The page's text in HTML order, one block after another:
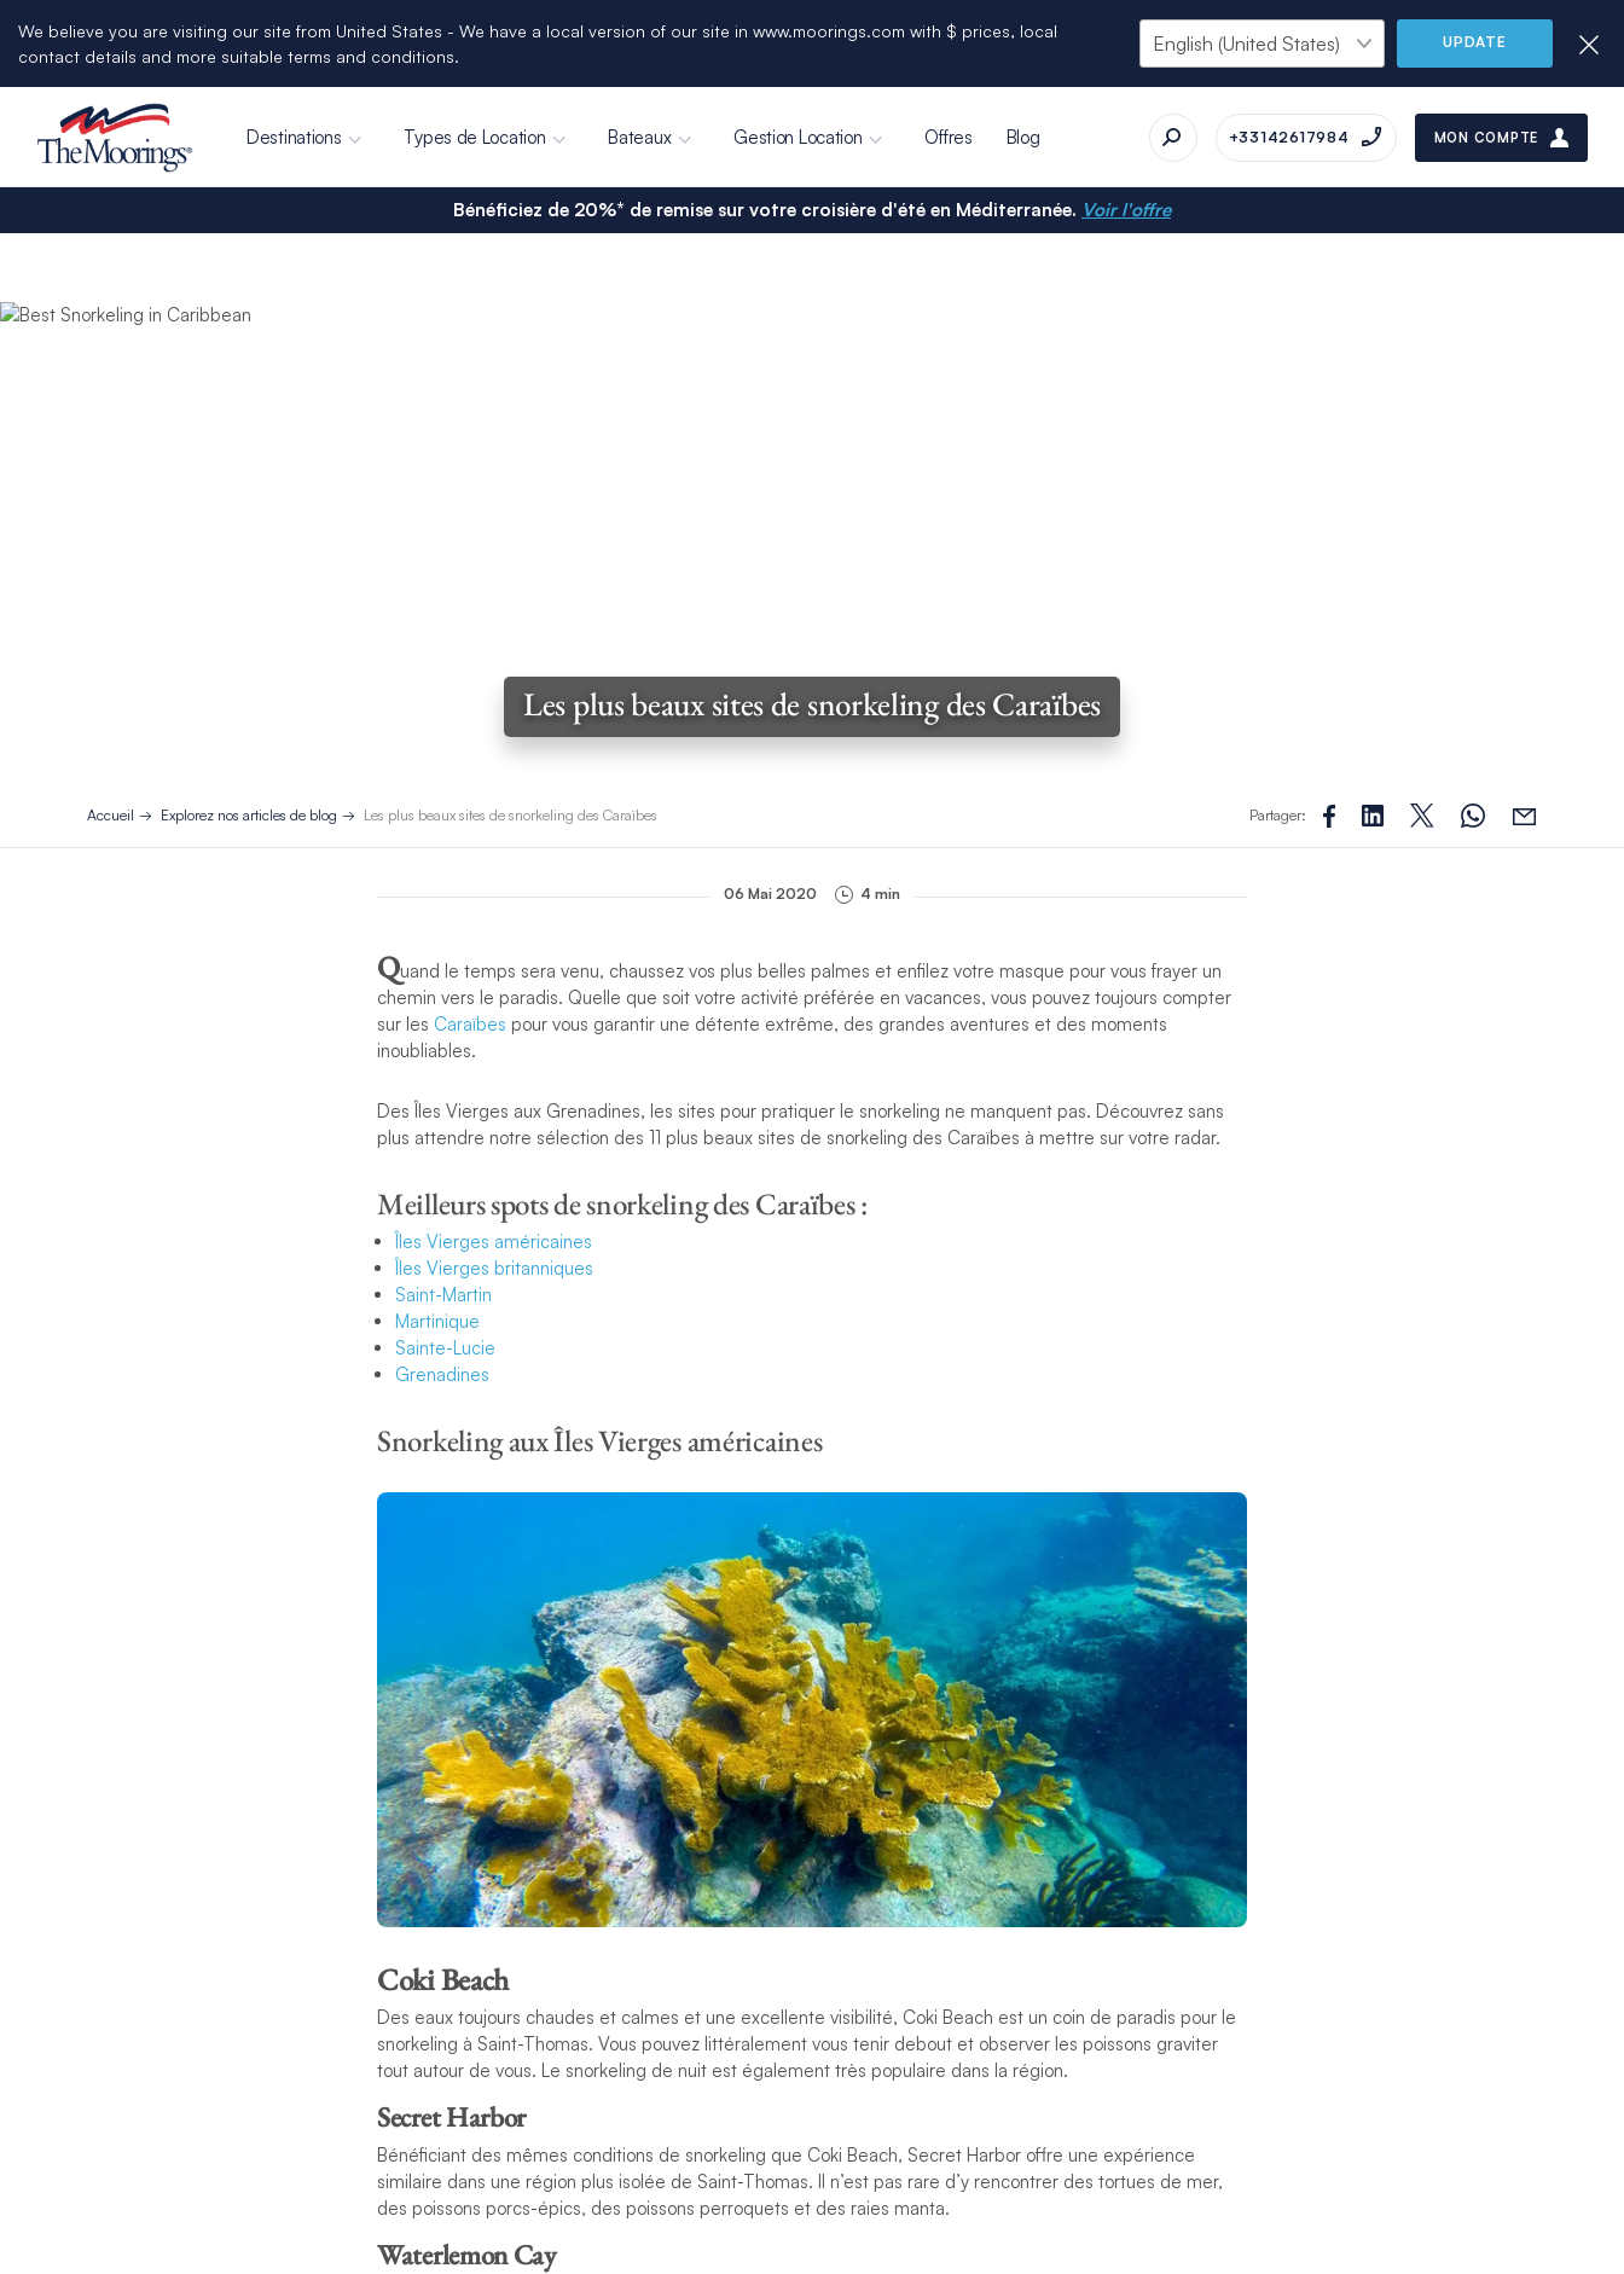
We believe you are visiting our site from United States - We have a local version of our site in www.moorings.com with $ prices, local
contact details and more suitable terms and conditions.
UPDATE
Destinations Types de Location Bateaux Gestion Location Offres Blog +33142617984 MON COMPTE
Bénéficiez de 20%* de remise sur votre croisière d'été en Méditerranée. Voir l'offre
Les plus beaux sites de snorkeling des Caraïbes
Accueil Explorez nos articles de blog Les plus beaux sites de snorkeling des Caraïbes Partager:
06 Mai 2020 4 min
Quand le temps sera venu, chaussez vos plus belles palmes et enfilez votre masque pour vous frayer un
chemin vers le paradis. Quelle que soit votre activité préférée en vacances, vous pouvez toujours compter
sur les Caraïbes pour vous garantir une détente extrême, des grandes aventures et des moments
inoubliables.
Des Îles Vierges aux Grenadines, les sites pour pratiquer le snorkeling ne manquent pas. Découvrez sans
plus attendre notre sélection des 11 plus beaux sites de snorkeling des Caraïbes à mettre sur votre radar.
Meilleurs spots de snorkeling des Caraïbes :
Îles Vierges américaines
Îles Vierges britanniques
Saint-Martin
Martinique
Sainte-Lucie
Grenadines
Snorkeling aux Îles Vierges américaines
Coki Beach
Des eaux toujours chaudes et calmes et une excellente visibilité, Coki Beach est un coin de paradis pour le
snorkeling à Saint-Thomas. Vous pouvez littéralement vous tenir debout et observer les poissons graviter
tout autour de vous. Le snorkeling de nuit est également très populaire dans la région.
Secret Harbor
Bénéficiant des mêmes conditions de snorkeling que Coki Beach, Secret Harbor offre une expérience
similaire dans une région plus isolée de Saint-Thomas. Il n’est pas rare d’y rencontrer des tortues de mer,
des poissons porcs-épics, des poissons perroquets et des raies manta.
Waterlemon Cay